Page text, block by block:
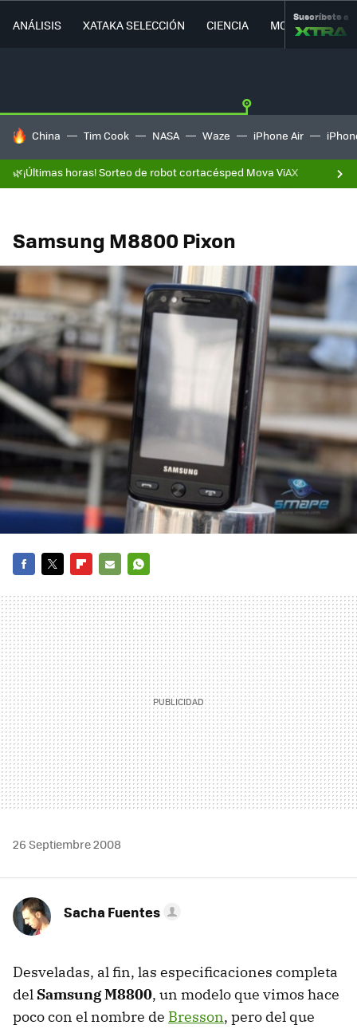
ANÁLISIS XATAKA SELECCIÓN CIENCIA MOVILIDAD
Suscríbete a
HOY SE HABLA DE
China Tim Cook NASA Waze iPhone Air
🌿¡Últimas horas! Sorteo de robot cortacésped Mova ViAX
Samsung M8800 Pixon
MAIL
26 Septiembre 2008
Sacha Fuentes
Desveladas, al fin, las especificaciones completa
del Samsung M8800, un modelo que vimos hace
poco con el nombre de Bresson, pero del que